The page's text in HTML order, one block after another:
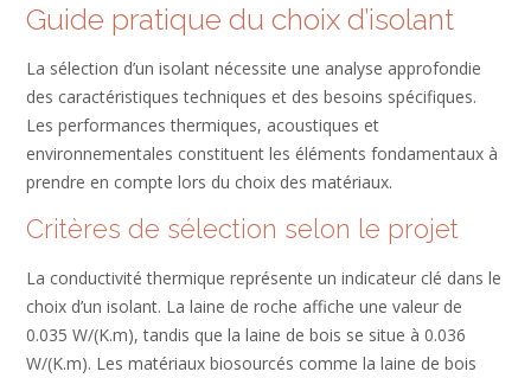
Guide pratique du choix d’isolant
La sélection d’un isolant nécessite une analyse approfondie
des caractéristiques techniques et des besoins spécifiques.
Les performances thermiques, acoustiques et
environnementales constituent les éléments fondamentaux à
prendre en compte lors du choix des matériaux.
Critères de sélection selon le projet
La conductivité thermique représente un indicateur clé dans le
choix d’un isolant. La laine de roche affiche une valeur de
0.035 W/(K.m), tandis que la laine de bois se situe à 0.036
W/(K.m). Les matériaux biosourcés comme la laine de bois